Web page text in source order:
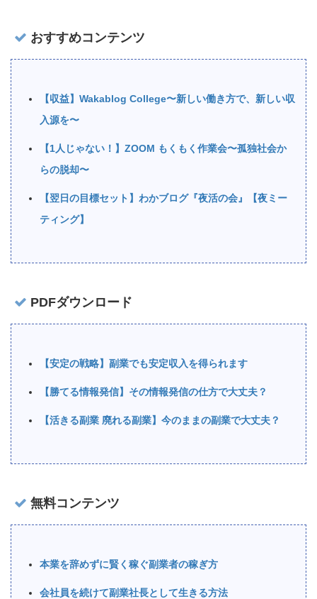
おすすめコンテンツ
【収益】Wakablog College〜新しい働き方で、新しい収
入源を〜
【1人じゃない！】ZOOM もくもく作業会〜孤独社会か
らの脱却〜
【翌日の目標セット】わかブログ『夜活の会』【夜ミー
ティング】
PDFダウンロード
【安定の戦略】副業でも安定収入を得られます
【勝てる情報発信】その情報発信の仕方で大丈夫？
【活きる副業 廃れる副業】今のままの副業で大丈夫？
無料コンテンツ
本業を辞めずに賢く稼ぐ副業者の稼ぎ方
会社員を続けて副業社長として生きる方法